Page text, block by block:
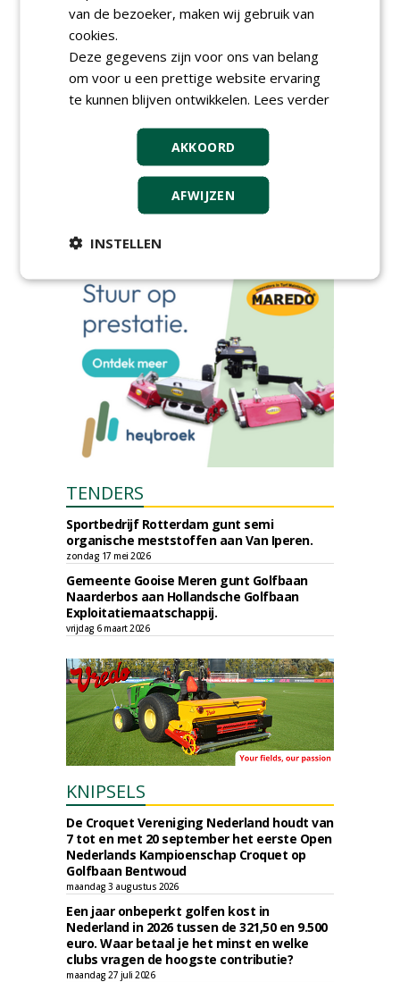
AGENDA
HAS start nieuwe opleiding
Hoofdgreenkeeper
woensdag 2 december
woensdag 2 december 2026
European Greenkeeping
Summit 2027
dinsdag 2 februari 2027
TENDERS
Sportbedrijf Rotterdam gunt semi
organische meststoffen aan Van Iperen.
zondag 17 mei 2026
Gemeente Gooise Meren gunt Golfbaan
Naarderbos aan Hollandsche Golfbaan
Exploitatiemaatschappij.
vrijdag 6 maart 2026
KNIPSELS
De Croquet Vereniging Nederland houdt van
7 tot en met 20 september het eerste Open
Nederlands Kampioenschap Croquet op
Golfbaan Bentwoud
maandag 3 augustus 2026
Een jaar onbeperkt golfen kost in
Nederland in 2026 tussen de 321,50 en 9.500
euro. Waar betaal je het minst en welke
clubs vragen de hoogste contributie?
maandag 27 juli 2026
van de bezoeker, maken wij gebruik van
cookies.
Deze gegevens zijn voor ons van belang
om voor u een prettige website ervaring
te kunnen blijven ontwikkelen. Lees verder
AKKOORD
AFWIJZEN
INSTELLEN